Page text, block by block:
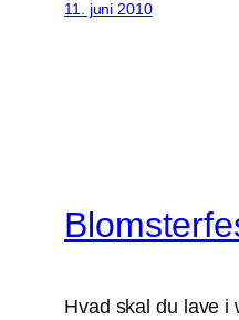
11. juni 2010
Hvad skal du lave